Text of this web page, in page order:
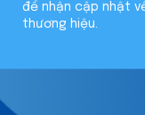
để nhận cập nhật
thương hiệu.